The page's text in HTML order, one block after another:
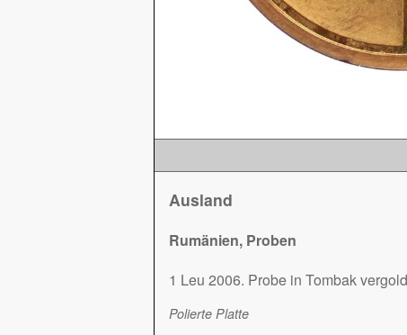
Ausland
Rumänien, Proben
1 Leu 2006. Probe in Tombak
Polierte Platte